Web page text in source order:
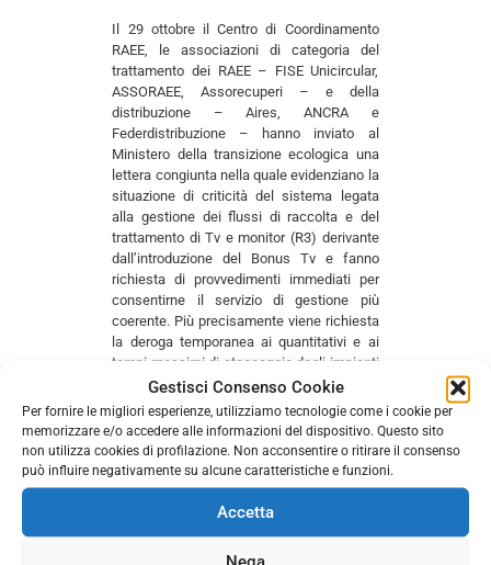
Gestisci Consenso Cookie
Per fornire le migliori esperienze, utilizziamo tecnologie come i cookie per
memorizzare e/o accedere alle informazioni del dispositivo. Questo sito
non utilizza cookies di profilazione. Non acconsentire o ritirare il consenso
può influire negativamente su alcune caratteristiche e funzioni.
Accetta
Il 29 ottobre il Centro di Coordinamento
RAEE, le associazioni di categoria del
trattamento dei RAEE – FISE Unicircular,
ASSORAEE, Assorecuperi – e della
distribuzione – Aires, ANCRA e
Federdistribuzione – hanno inviato al
Ministero della transizione ecologica una
lettera congiunta nella quale evidenziano la
situazione di criticità del sistema legata
alla gestione dei flussi di raccolta e del
trattamento di Tv e monitor (R3) derivante
dall’introduzione del Bonus Tv e fanno
richiesta di provvedimenti immediati per
consentirne il servizio di gestione più
coerente. Più precisamente viene richiesta
la deroga temporanea ai quantitativi e ai
tempi massimi di stoccaggio degli impianti
di trattamento, dei luoghi di
raggruppamento gestiti dalla distribuzione
e dei centri di raccolta comunali.
LEGGI LA LETTERA